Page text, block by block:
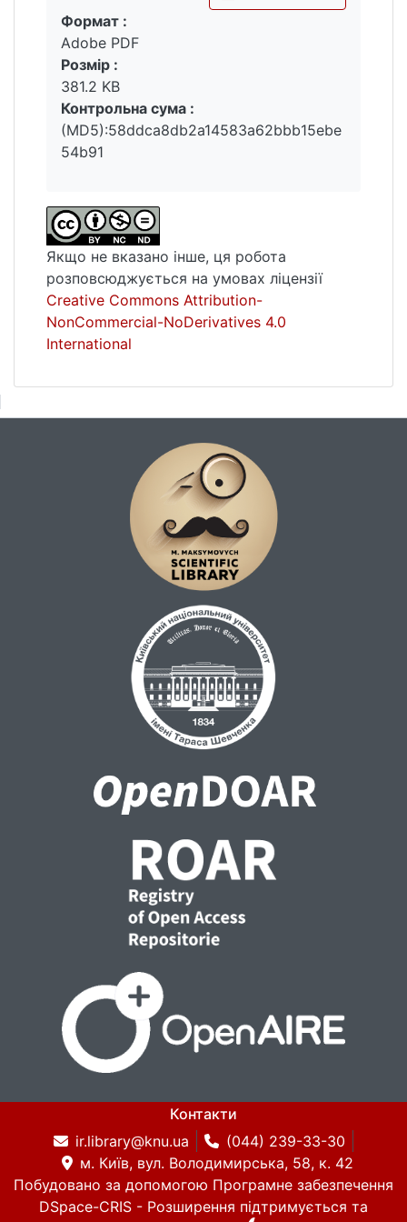
поза терміносистемою, їх вплив на
розвиток української літературної мови.
Матеріал дисертаційного дослідження –
україномовні мас-медійні тексти
політичної, економічної, фінансової,
культурно-мистецької тематики –
друковані та інтернет-видання 2007, 2008,
«День» (Д), «Україна молода» (УМ),
«Хрещатик» (Х), «Вечірній Київ» (ВК).
Вантажиться...
Формат :
Adobe PDF
Розмір :
381.2 KB
Контрольна сума :
(MD5):58ddca8db2a14583a62bbb15ebe
54b91
Якщо не вказано інше, ця робота
розповсюджується на умовах ліцензії
Creative Commons Attribution-
NonCommercial-NoDerivatives 4.0
International
Контакти
ir.library@knu.ua
(044) 239-33-30
м. Київ, вул. Володимирська, 58, к. 42
Побудовано за допомогою Програмне забезпечення
DSpace-CRIS - Розширення підтримується та